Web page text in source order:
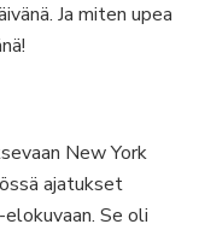
Ja miten upea
New York
ajatukset
-elokuvaan. Se oli